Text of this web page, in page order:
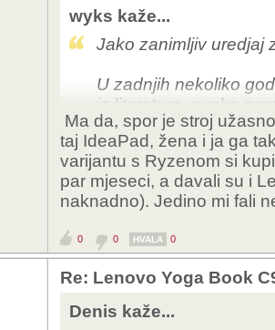
wyks kaže...
Jako zanimljiv uredjaj
U zadnjih nekoliko
iz literature, ovako
eto trenutno radim u
Illustratoru, pa bi mi
Trenutno koristim
pokriva navedene
Ma da, spor je stroj
taj IdeaPad, žena i ja ga
varijantu s Ryzenom si
par mjeseci, a davali su i
naknadno). Jedino mi fali
0 0 HVALA 0
Re: Lenovo Yoga Book
Denis kaže...